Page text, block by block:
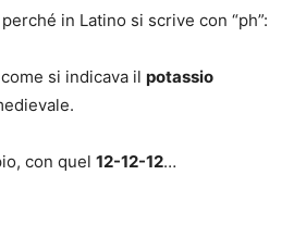
perché in Latino si scrive con “ph”:
come si indicava il potassio
con quel 12-12-12…